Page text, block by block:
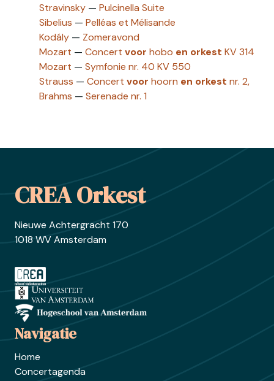
Stravinsky — Pulcinella Suite
Sibelius — Pelléas et Mélisande
Kodály — Zomeravond
Mozart — Concert voor hobo en orkest KV 314
Mozart‎ — Symfonie nr. 40 KV 550
Strauss‎ — Concert voor hoorn en orkest nr. 2,
Brahms — Serenade nr. 1
Footer
CREA Orkest
Nieuwe Achtergracht 170
1018 WV Amsterdam
Ga naar hva.nl
Navigatie
Home
Concertagenda